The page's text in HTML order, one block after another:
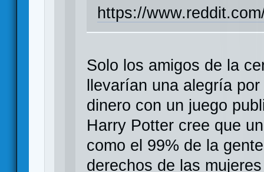
https://
Solo los amigos de la
llevarían una alegría
dinero con un juego
Harry Potter cree que
como el 99% de la
derechos de las